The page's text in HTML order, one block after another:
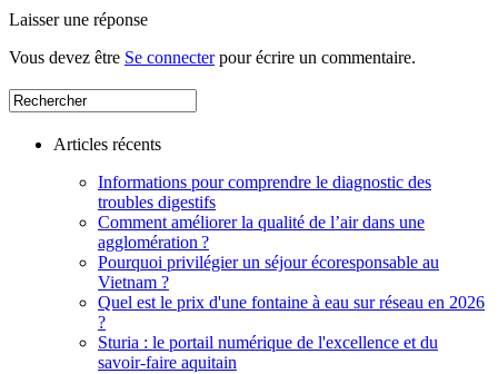
Laisser une réponse
Vous devez être Se connecterpour écrire un commentaire.
Articles récents
Informations pour comprendre le diagnostic des
troubles digestifs
Comment améliorer la qualité de l’air dans une
agglomération ?
Pourquoi privilégier un séjour écoresponsable au
Vietnam ?
Quel est le prix d'une fontaine à eau sur réseau en 2026
?
Sturia : le portail numérique de l'excellence et du
savoir-faire aquitain